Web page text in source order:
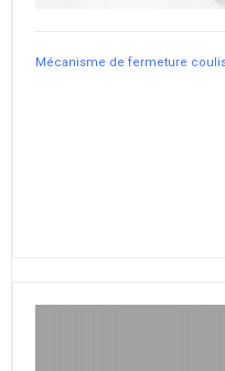
Mécanisme de fermeture